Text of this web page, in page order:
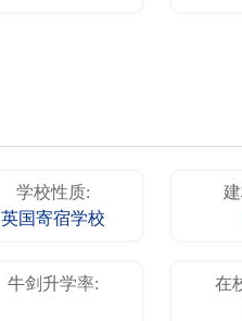
学校性质:
英国寄宿学校
牛剑升学率:
在